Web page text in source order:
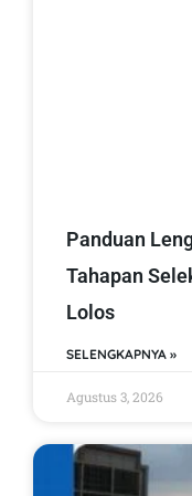
Panduan
Tahapan
Lolos
SELENGKAPNYA »
Agustus 3, 2026